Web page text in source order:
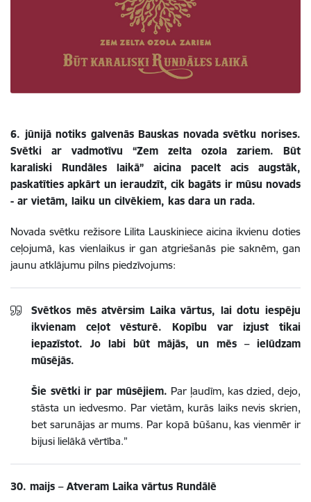
6. jūnijā notiks galvenās Bauskas novada svētku norises.
Svētki ar vadmotīvu “Zem zelta ozola zariem. Būt
karaliski Rundāles laikā” aicina pacelt acis augstāk,
paskatīties apkārt un ieraudzīt, cik bagāts ir mūsu novads
- ar vietām, laiku un cilvēkiem, kas dara un rada.
Novada svētku režisore Lilita Lauskiniece aicina ikvienu doties
ceļojumā, kas vienlaikus ir gan atgriešanās pie saknēm, gan
jaunu atklājumu pilns piedzīvojums:
Svētkos mēs atvērsim Laika vārtus, lai dotu iespēju
ikvienam ceļot vēsturē. Kopību var izjust tikai
iepazīstot. Jo labi būt mājās, un mēs – ielūdzam
mūsējās.
Šie svētki ir par mūsējiem. Par ļaudīm, kas dzied, dejo,
stāsta un iedvesmo. Par vietām, kurās laiks nevis skrien,
bet sarunājas ar mums. Par kopā būšanu, kas vienmēr ir
bijusi lielākā vērtība.”
30. maijs – Atveram Laika vārtus Rundālē